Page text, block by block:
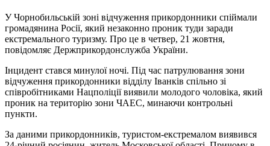
У Чорнобильській зоні відчуження прикордонники спіймали
громадянина Росії, який незаконно проник туди заради
екстремального туризму. Про це в четвер, 21 жовтня,
повідомляє Держприкордонслужба України.
Інцидент стався минулої ночі. Під час патрулювання зони
відчуження прикордонники відділу Іванків спільно зі
співробітниками Нацполіції виявили молодого чоловіка, який
проник на територію зони ЧАЕС, минаючи контрольні
пункти.
За даними прикордонників, туристом-екстремалом виявився